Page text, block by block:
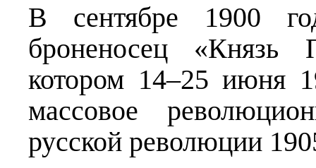
В сентябре 1900
броненосец «Князь
котором 14–25 июня
массовое
русской революции